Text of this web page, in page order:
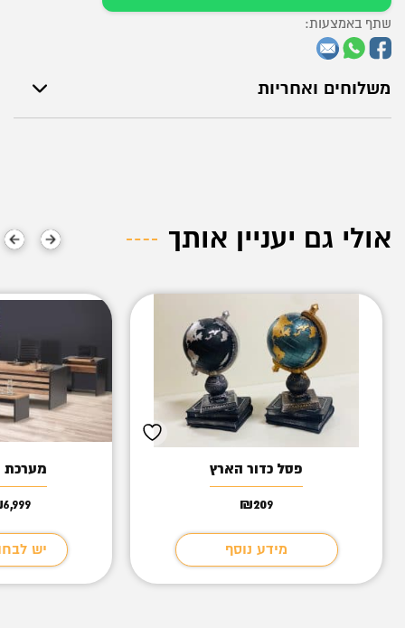
משלוחים ואחריות
שתף באמצעות:
אולי גם יעניין אותך
פסל כדור הארץ
₪209
מידע נוסף
מערכת
6,999
יש